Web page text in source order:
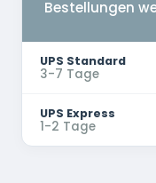
Bestellungen
UPS Standard
3-7 Tage
UPS Express
1-2 Tage